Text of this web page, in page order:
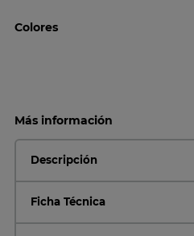
Colores
Más información
Descripción
Ficha Técnica